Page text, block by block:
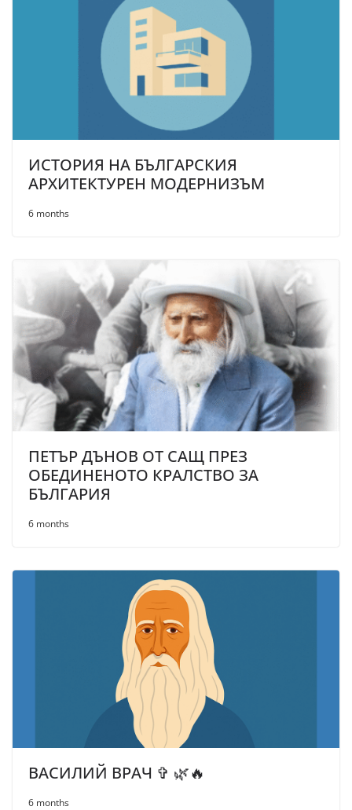
ИСТОРИЯ НА БЪЛГАРСКИЯ
АРХИТЕКТУРЕН МОДЕРНИЗЪМ
6 months
ПЕТЪР ДЪНОВ ОТ САЩ ПРЕЗ
ОБЕДИНЕНОТО КРАЛСТВО ЗА
БЪЛГАРИЯ
6 months
ВАСИЛИЙ ВРАЧ ✞ 🌿🔥
6 months